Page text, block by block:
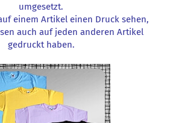
umgesetzt.
einem Artikel einen Druck sehen,
auch auf jeden anderen Artikel
gedruckt haben.